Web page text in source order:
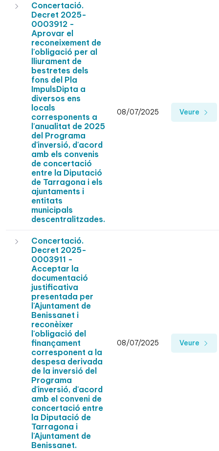
Concertació.
Decret 2025-
0003912 -
Aprovar el
reconeixement de
l'obligació per al
lliurament de
bestretes dels
fons del Pla
ImpulsDipta a
diversos ens
locals
corresponents a
l'anualitat de 2025
del Programa
d'inversió, d'acord
amb els convenis
de concertació
entre la Diputació
de Tarragona i els
ajuntaments i
entitats
municipals
descentralitzades.
08/07/2025 Veure
Concertació.
Decret 2025-
0003911 -
Acceptar la
documentació
justificativa
presentada per
l'Ajuntament de
Benissanet i
reconèixer
l'obligació del
finançament
corresponent a la
despesa derivada
de la inversió del
Programa
d'inversió, d'acord
amb el conveni de
concertació entre
la Diputació de
Tarragona i
l'Ajuntament de
Benissanet.
08/07/2025 Veure